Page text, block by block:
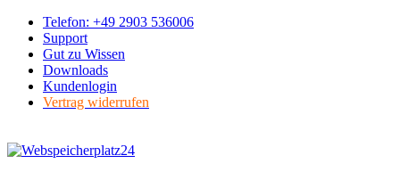
Skip
content
Telefon: +49 2903 536006
Support
Gut zu Wissen
Downloads
Kundenlogin
Vertrag widerrufen